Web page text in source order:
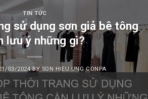
TIN TỨC
sử dụng sơn giả bê tông
lưu ý những gì?
03/2024 BY SON HIEU UNG CONPA